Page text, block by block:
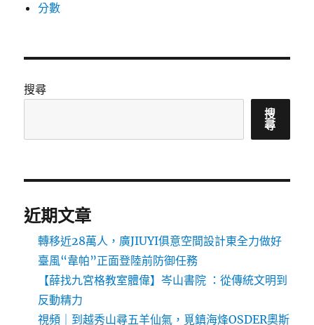
分數
搜尋
搜
尋
近期文章
轉移近28萬人，廣JIUYI俱意空間設計東全力做好
臺風“韋帕”正面登陸前防御任務
【薛找九宮格教室體偉】岑山書院 ：從傳統文明到
反動精力
視頻｜到越秀山尋五羊仙氣，覓鎮海烽OSDER奧斯